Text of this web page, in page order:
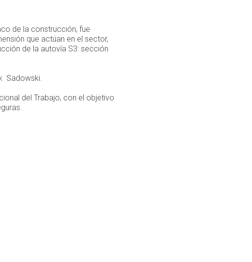
de la construcción, fue
que actúan en el sector,
de la autovía S3: sección
Sadowski.
del Trabajo, con el objetivo